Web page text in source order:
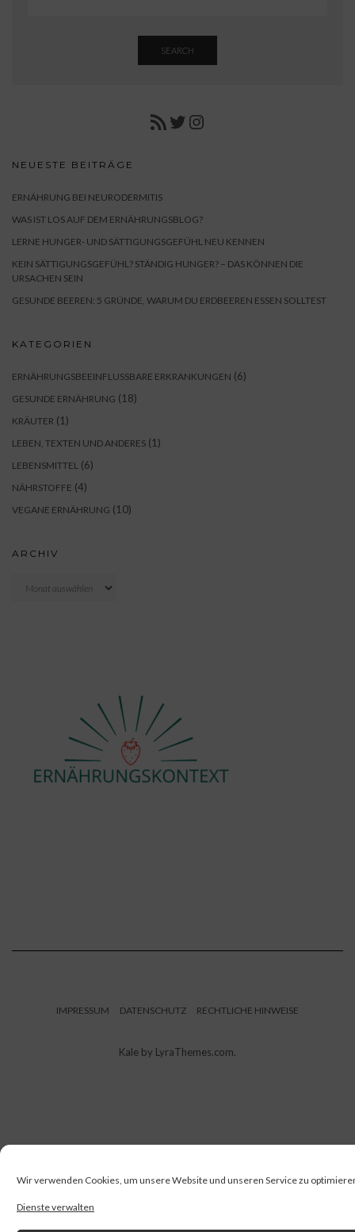
Wir verwenden Cookies, um unsere Website und unseren Service zu
Dienste verwalten
SEARCH
RSS FEED
TWITTER
INSTAGRAM
NEUESTE BEITRÄGE
ERNÄHRUNG BEI NEURODERMITIS
WAS IST LOS AUF DEM ERNÄHRUNGSBLOG?
LERNE HUNGER- UND SÄTTIGUNGSGEFÜHL NEU KENNEN
KEIN SÄTTIGUNGSGEFÜHL? STÄNDIG HUNGER? – DAS KÖNNEN DIE
URSACHEN SEIN
GESUNDE BEEREN: 5 GRÜNDE, WARUM DU ERDBEEREN ESSEN SOLLTEST
KATEGORIEN
ERNÄHRUNGSBEEINFLUSSBARE ERKRANKUNGEN (6)
GESUNDE ERNÄHRUNG (18)
KRÄUTER (1)
LEBEN, TEXTEN UND ANDERES (1)
LEBENSMITTEL (6)
NÄHRSTOFFE (4)
VEGANE ERNÄHRUNG (10)
ARCHIV
IMPRESSUM DATENSCHUTZ RECHTLICHE HINWEISE
Kale by LyraThemes.com.